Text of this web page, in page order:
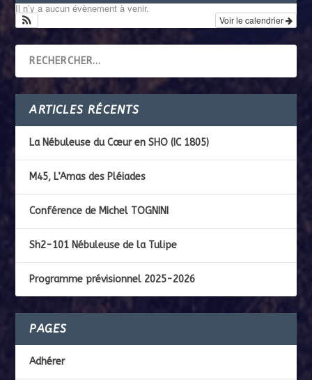
Il n’y a aucun évènement à venir.
Voir le calendrier
ARTICLES RÉCENTS
La Nébuleuse du Cœur en SHO (IC 1805)
M45, L’Amas des Pléiades
Conférence de Michel TOGNINI
Sh2-101 Nébuleuse de la Tulipe
Programme prévisionnel 2025-2026
PAGES
Adhérer